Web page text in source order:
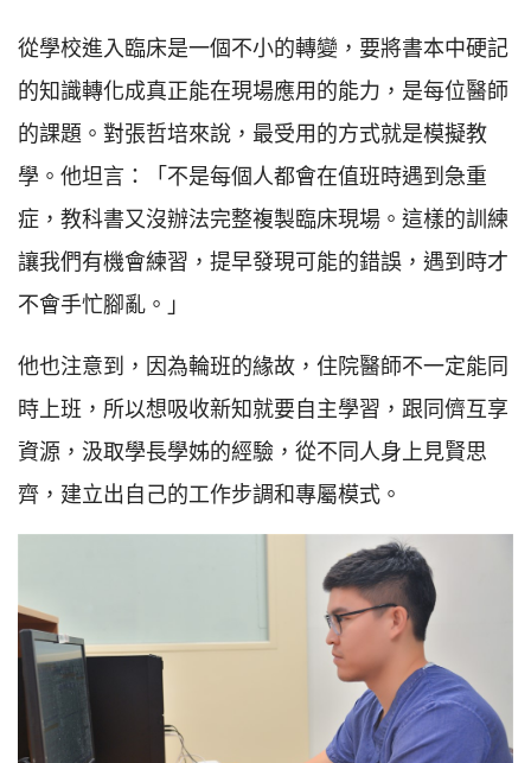
從學校進入臨床是一個不小的轉變，要將書本中硬記
的知識轉化成真正能在現場應用的能力，是每位醫師
的課題。對張哲培來說，最受用的方式就是模擬教
學。他坦言：「不是每個人都會在值班時遇到急重
症，教科書又沒辦法完整複製臨床現場。這樣的訓練
讓我們有機會練習，提早發現可能的錯誤，遇到時才
不會手忙腳亂。」
他也注意到，因為輪班的緣故，住院醫師不一定能同
時上班，所以想吸收新知就要自主學習，跟同儕互享
資源，汲取學長學姊的經驗，從不同人身上見賢思
齊，建立出自己的工作步調和專屬模式。